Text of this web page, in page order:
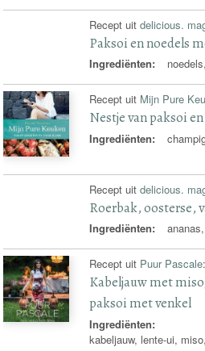
Recept uitdelicious.
Paksoi en noedels
Ingrediënten:
Recept uit Mijn Pure
Nestje van paksoi
Ingrediënten:
Recept uitdelicious.
Roerbak, oosterse,
Ingrediënten:
Recept uit Puur Pascale:
Kabeljauw met
paksoi met venkel
Ingrediënten:
kabeljauw, lente-ui,